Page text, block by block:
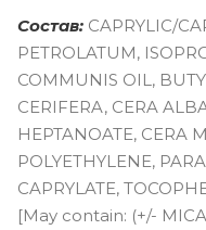
Состав: CAPRYLIC/
PETROLATUM,
COMMUNIS OIL,
CERIFERA, CERA
HEPTANOATE, CERA
POLYETHYLENE,
CAPRYLATE,
[May contain: (+/-